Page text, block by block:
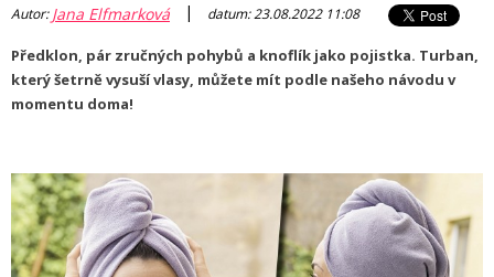
Autor:Jana Elfmarková | datum: 23.08.2022 11:08
Předklon, pár zručných pohybů a knoflík jako pojistka. Turban,
který šetrně vysuší vlasy, můžete mít podle našeho návodu v
momentu doma!